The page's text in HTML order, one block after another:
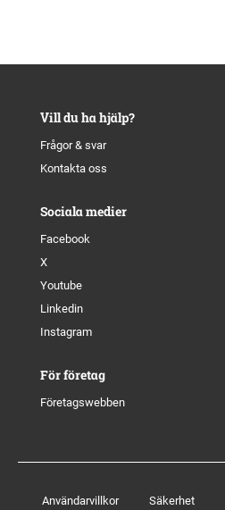
Vill du ha hjälp?
Frågor & svar
Kontakta oss
Sociala medier
Facebook
X
Youtube
Linkedin
Instagram
För företag
Företagswebben
Användarvillkor Säkerhet